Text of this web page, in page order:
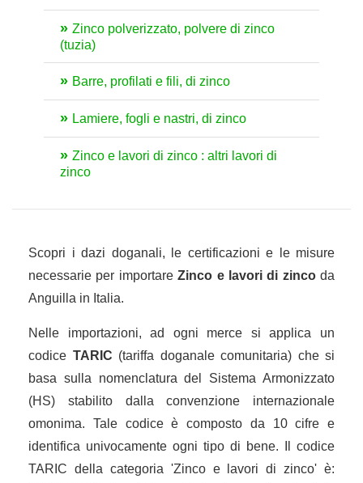
Zinco polverizzato, polvere di zinco
(tuzia)
Barre, profilati e fili, di zinco
Lamiere, fogli e nastri, di zinco
Zinco e lavori di zinco : altri lavori di
zinco
Scopri i dazi doganali, le certificazioni e le misure
necessarie per importareZinco e lavori di zincoda
Anguilla in Italia.
Nelle importazioni, ad ogni merce si applica un
codice TARIC (tariffa doganale comunitaria) che si
basa sulla nomenclatura del Sistema Armonizzato
(HS) stabilito dalla convenzione internazionale
omonima. Tale codice è composto da 10 cifre e
identifica univocamente ogni tipo di bene. Il codice
TARIC della categoria 'Zinco e lavori di zinco' è: